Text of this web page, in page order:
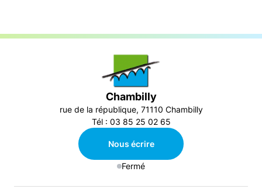
Chambilly
rue de la république, 71110 Chambilly
Tél : 03 85 25 02 65
Nous écrire
Fermé